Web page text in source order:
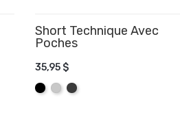
Short Technique Avec
Poches
35,95 $
NoirGrisGraphite
AJOUTER AU PANIER